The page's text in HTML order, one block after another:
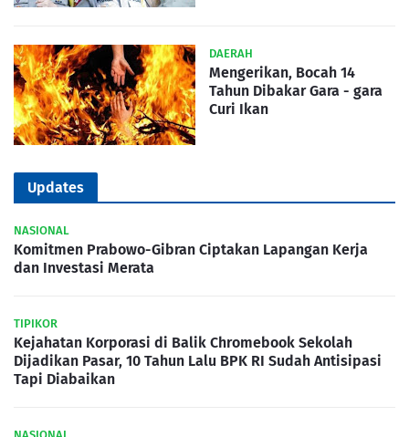
DAERAH
Mengerikan, Bocah 14
Tahun Dibakar Gara - gara
Curi Ikan
Updates
NASIONAL
Komitmen Prabowo-Gibran Ciptakan Lapangan Kerja
dan Investasi Merata
TIPIKOR
Kejahatan Korporasi di Balik Chromebook Sekolah
Dijadikan Pasar, 10 Tahun Lalu BPK RI Sudah Antisipasi
Tapi Diabaikan